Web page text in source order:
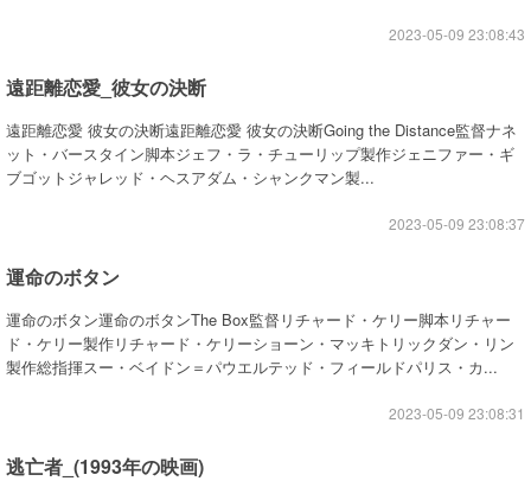
2023-05-09 23:08:43
遠距離恋愛_彼女の決断
遠距離恋愛 彼女の決断遠距離恋愛 彼女の決断Going the Distance監督ナネ
ット・バースタイン脚本ジェフ・ラ・チューリップ製作ジェニファー・ギ
ブゴットジャレッド・ヘスアダム・シャンクマン製...
2023-05-09 23:08:37
運命のボタン
運命のボタン運命のボタンThe Box監督リチャード・ケリー脚本リチャー
ド・ケリー製作リチャード・ケリーショーン・マッキトリックダン・リン
製作総指揮スー・ベイドン＝パウエルテッド・フィールドパリス・カ...
2023-05-09 23:08:31
逃亡者_(1993年の映画)